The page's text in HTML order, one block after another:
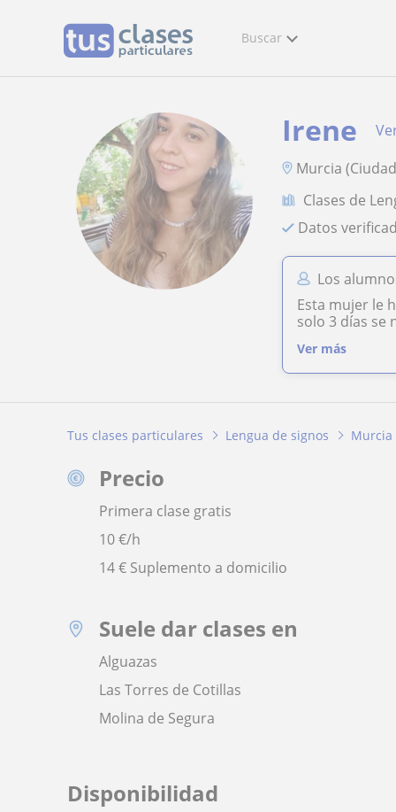
Buscar
Irene
Murcia
Clases de
Datos
Los
Esta mujer le
solo 3 días se
Ver más
Tus clases particulares Lengua de signos Murcia
Precio
Primera clase gratis
10€/h
14 € Suplemento a domicilio
Suele dar clases en
Alguazas
Las Torres de Cotillas
Molina de Segura
Disponibilidad